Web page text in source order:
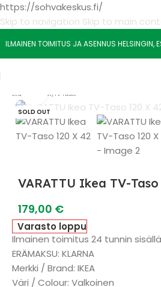
https://sohvakeskus.fi/
Skip to navigation Skip to main
ILMAINEN TOIMITUS JA ASENNUS HELSINGIN,
Etusivu Muut/ TV Tasot
SOLD OUT
Watch video
VARATTU Ikea TV-
179,00 €
Varasto loppu
Ilmainen toimitus 24 tunnin sisällä
ERÄMAKSU: KLARNA
Merkki / Brand: IKEA
Väri / Colour: Valkoinen